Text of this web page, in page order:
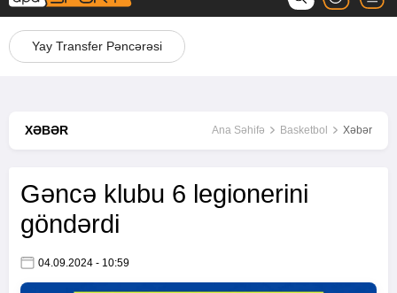
Yay Transfer Pəncərəsi
XƏBƏR Ana Səhifə Basketbol Xəbər
Gəncə klubu 6 legionerini
göndərdi
04.09.2024 - 10:59